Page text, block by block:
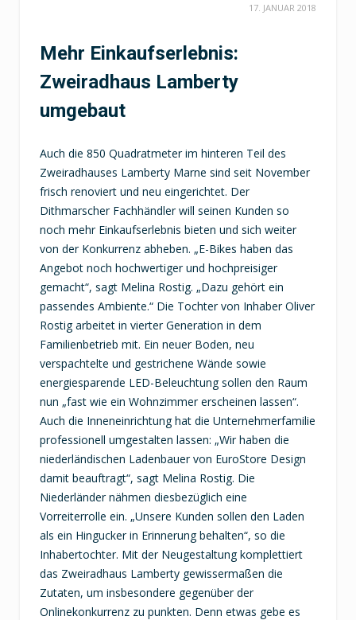
17. JANUAR 2018
Mehr Einkaufserlebnis:
Zweiradhaus Lamberty
umgebaut
Auch die 850 Quadratmeter im hinteren Teil des
Zweiradhauses Lamberty Marne sind seit November
frisch renoviert und neu eingerichtet. Der
Dithmarscher Fachhändler will seinen Kunden so
noch mehr Einkaufserlebnis bieten und sich weiter
von der Konkurrenz abheben. „E-Bikes haben das
Angebot noch hochwertiger und hochpreisiger
gemacht“, sagt Melina Rostig. „Dazu gehört ein
passendes Ambiente.“ Die Tochter von Inhaber Oliver
Rostig arbeitet in vierter Generation in dem
Familienbetrieb mit. Ein neuer Boden, neu
verspachtelte und gestrichene Wände sowie
energiesparende LED-Beleuchtung sollen den Raum
nun „fast wie ein Wohnzimmer erscheinen lassen“.
Auch die Inneneinrichtung hat die Unternehmerfamilie
professionell umgestalten lassen: „Wir haben die
niederländischen Ladenbauer von EuroStore Design
damit beauftragt“, sagt Melina Rostig. Die
Niederländer nähmen diesbezüglich eine
Vorreiterrolle ein. „Unsere Kunden sollen den Laden
als ein Hingucker in Erinnerung behalten“, so die
Inhabertochter. Mit der Neugestaltung komplettiert
das Zweiradhaus Lamberty gewissermaßen die
Zutaten, um insbesondere gegenüber der
Onlinekonkurrenz zu punkten. Denn etwas gebe es